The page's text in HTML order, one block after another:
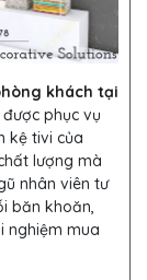
khách tại
phục vụ
kệ tivi của
lượng mà
nhân viên tư
băn khoăn,
nghiệm mua